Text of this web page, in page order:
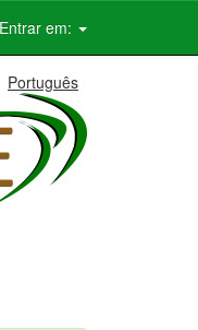
Entrar em:
Português